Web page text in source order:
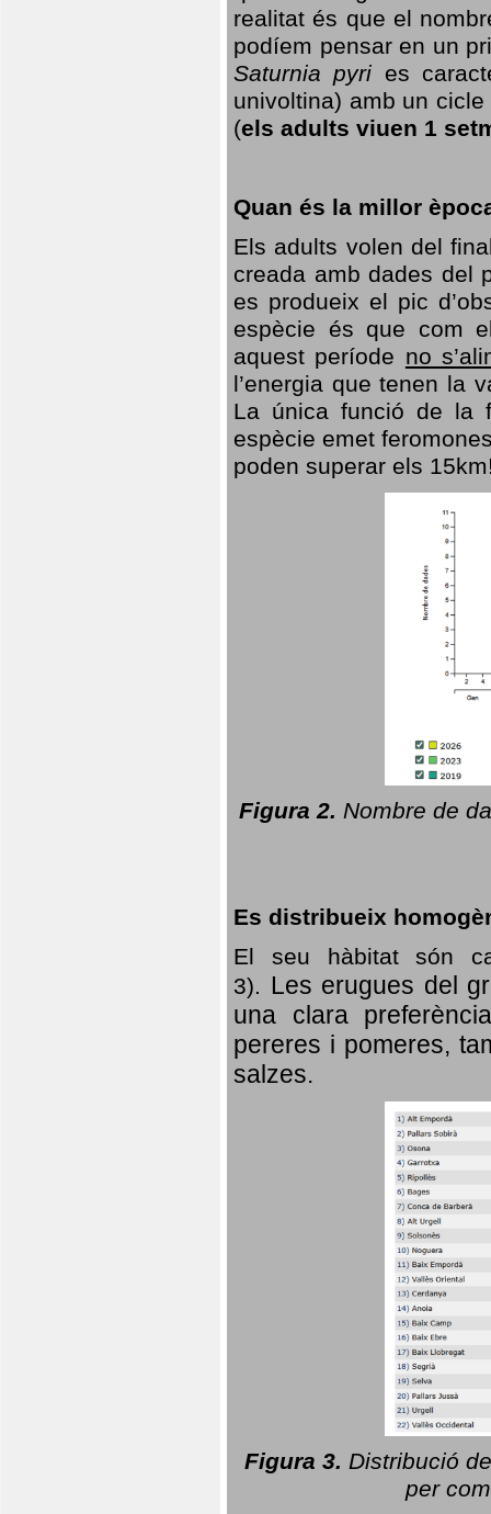
realitat és que el
podíem pensar en un
Saturnia pyri es
univoltina) amb un
(els adults viuen 1
Quan és la millor
Els adults volen del
creada amb dades del
es produeix el pic
espècie és que com
aquest període no
l’energia que tenen la
La única funció de la
espècie emet
poden superar els
Figura 2. Nombre de
Es distribueix
El seu hàbitat són
3). Les erugues del
una clara
pereres i pomeres,
salzes.
Figura 3. Distribució
per